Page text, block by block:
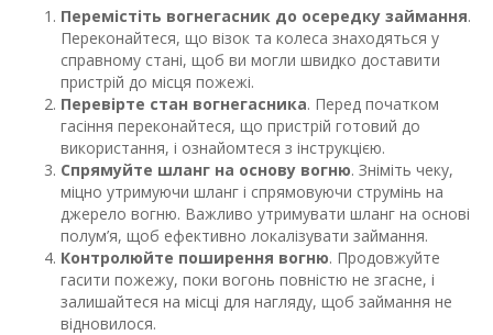
Перемістіть вогнегасник до осередку займання.
Переконайтеся, що візок та колеса знаходяться у
справному стані, щоб ви могли швидко доставити
пристрій до місця пожежі.
Перевірте стан вогнегасника. Перед початком
гасіння переконайтеся, що пристрій готовий до
використання, і ознайомтеся з інструкцією.
Спрямуйте шланг на основу вогню. Зніміть чеку,
міцно утримуючи шланг і спрямовуючи струмінь на
джерело вогню. Важливо утримувати шланг на основі
полум’я, щоб ефективно локалізувати займання.
Контролюйте поширення вогню. Продовжуйте
гасити пожежу, поки вогонь повністю не згасне, і
залишайтеся на місці для нагляду, щоб займання не
відновилося.